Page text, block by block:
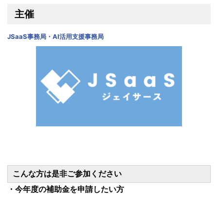
主催
JSaaS事務局・AI活用支援事務局
こんな方は是非ご参加ください
・今年度の補助金を申請したい方